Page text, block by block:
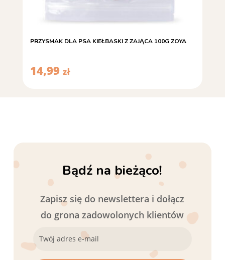
PRZYSMAK DLA PSA KIEŁBASKI Z ZAJĄCA 100G ZOYA
14,99 zł
Bądź na bieżąco!
Zapisz się do newslettera i dołącz
do grona zadowolonych klientów